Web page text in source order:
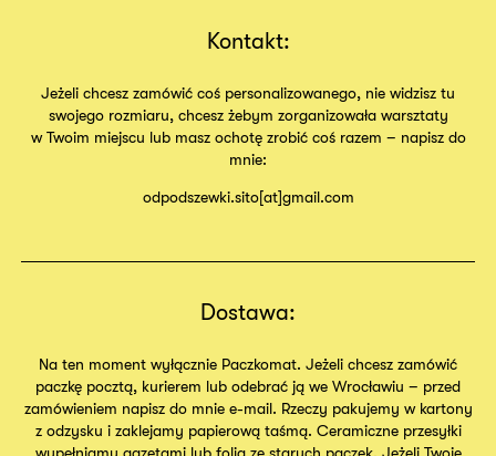
Kontakt:
Jeżeli chcesz zamówić coś personalizowanego, nie widzisz tu
swojego rozmiaru, chcesz żebym zorganizowała warsztaty
w Twoim miejscu lub masz ochotę zrobić coś razem – napisz do
mnie:
odpodszewki.sito[at]gmail.com
Dostawa:
Na ten moment wyłącznie Paczkomat. Jeżeli chcesz zamówić
paczkę pocztą, kurierem lub odebrać ją we Wrocławiu – przed
zamówieniem napisz do mnie e-mail. Rzeczy pakujemy w kartony
z odzysku i zaklejamy papierową taśmą. Ceramiczne przesyłki